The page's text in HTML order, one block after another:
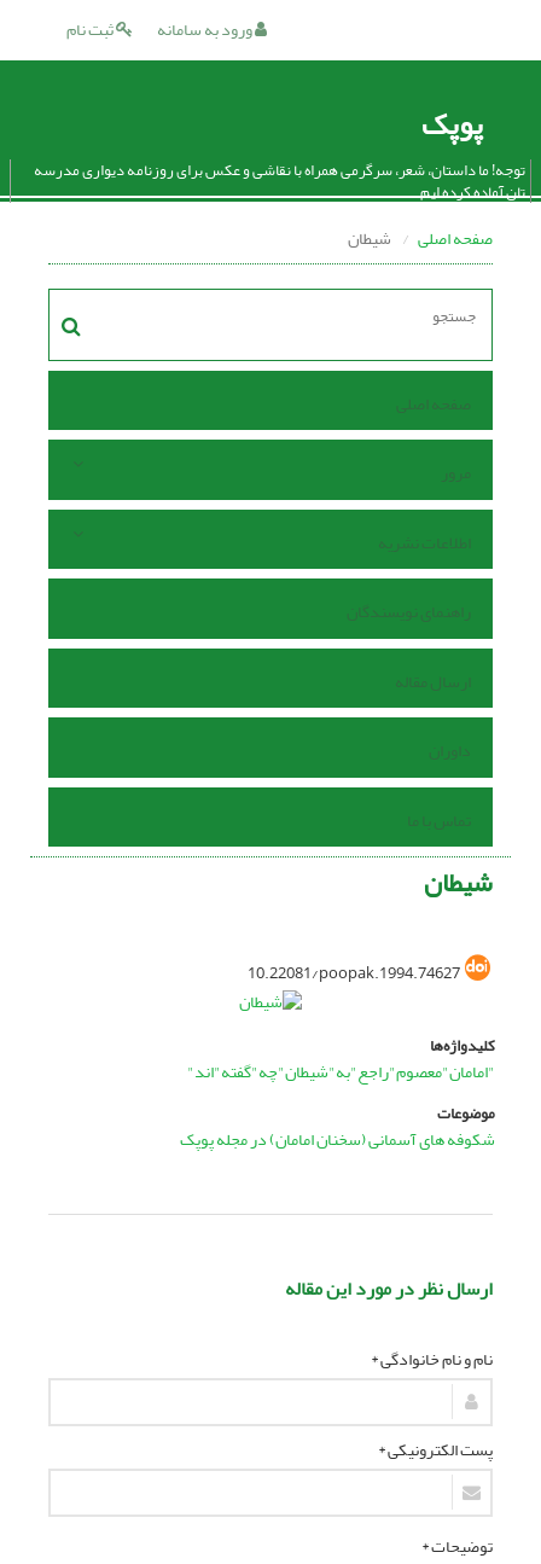
ثبت نام ورود به سامانه
پوپک
توجه! ما داستان، شعر، سرگرمی همراه با نقاشی و عکس برای روزنامه دیواری مدرسه
تان آماده کرده ایم.
صفحه اصلی شیطان
صفحه اصلی
مرور
اطلاعات نشریه
راهنمای نویسندگان
ارسال مقاله
داوران
تماس با ما
شیطان
10.22081/poopak.1994.74627
کلیدواژه‌ها
"امامان"معصوم"راجع"به"شیطان"چه"گفته"اند"
موضوعات
شکوفه های آسمانی (سخنان امامان) در مجله پوپک
ارسال نظر در مورد این مقاله
نام و نام خانوادگی *
پست الکترونیکی *
توضیحات *